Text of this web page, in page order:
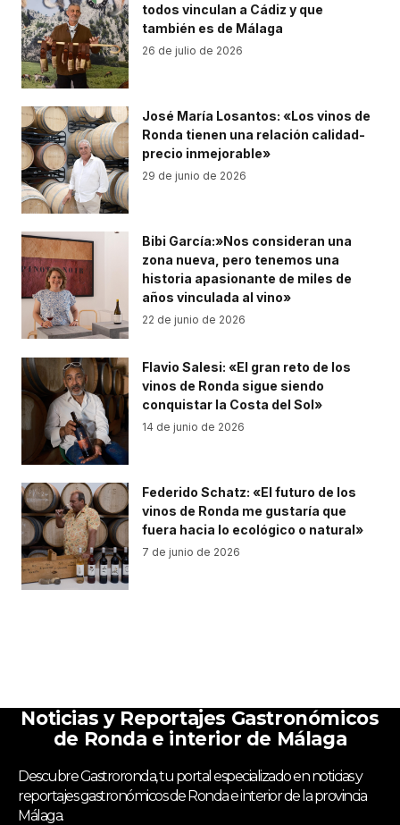
todos vinculan a Cádiz y que
también es de Málaga
26 de julio de 2026
José María Losantos: «Los vinos de
Ronda tienen una relación calidad-
precio inmejorable»
29 de junio de 2026
Bibi García:»Nos consideran una
zona nueva, pero tenemos una
historia apasionante de miles de
años vinculada al vino»
22 de junio de 2026
Flavio Salesi: «El gran reto de los
vinos de Ronda sigue siendo
conquistar la Costa del Sol»
14 de junio de 2026
Federido Schatz: «El futuro de los
vinos de Ronda me gustaría que
fuera hacia lo ecológico o natural»
7 de junio de 2026
Noticias y Reportajes Gastronómicos
de Ronda e interior de Málaga
Descubre Gastroronda, tu portal especializado en noticias y
reportajes gastronómicos de Ronda e interior de la provincia
Málaga.